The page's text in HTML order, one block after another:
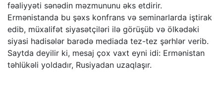
fəaliyyəti sənədin məzmununu əks etdirir.
Ermənistanda bu şəxs konfrans və seminarlarda iştirak
edib, müxalifət siyasətçiləri ilə görüşüb və ölkədəki
siyasi hadisələr barədə mediada tez-tez şərhlər verib.
Saytda deyilir ki, mesaj çox vaxt eyni idi: Ermənistan
təhlükəli yoldadır, Rusiyadan uzaqlaşır.